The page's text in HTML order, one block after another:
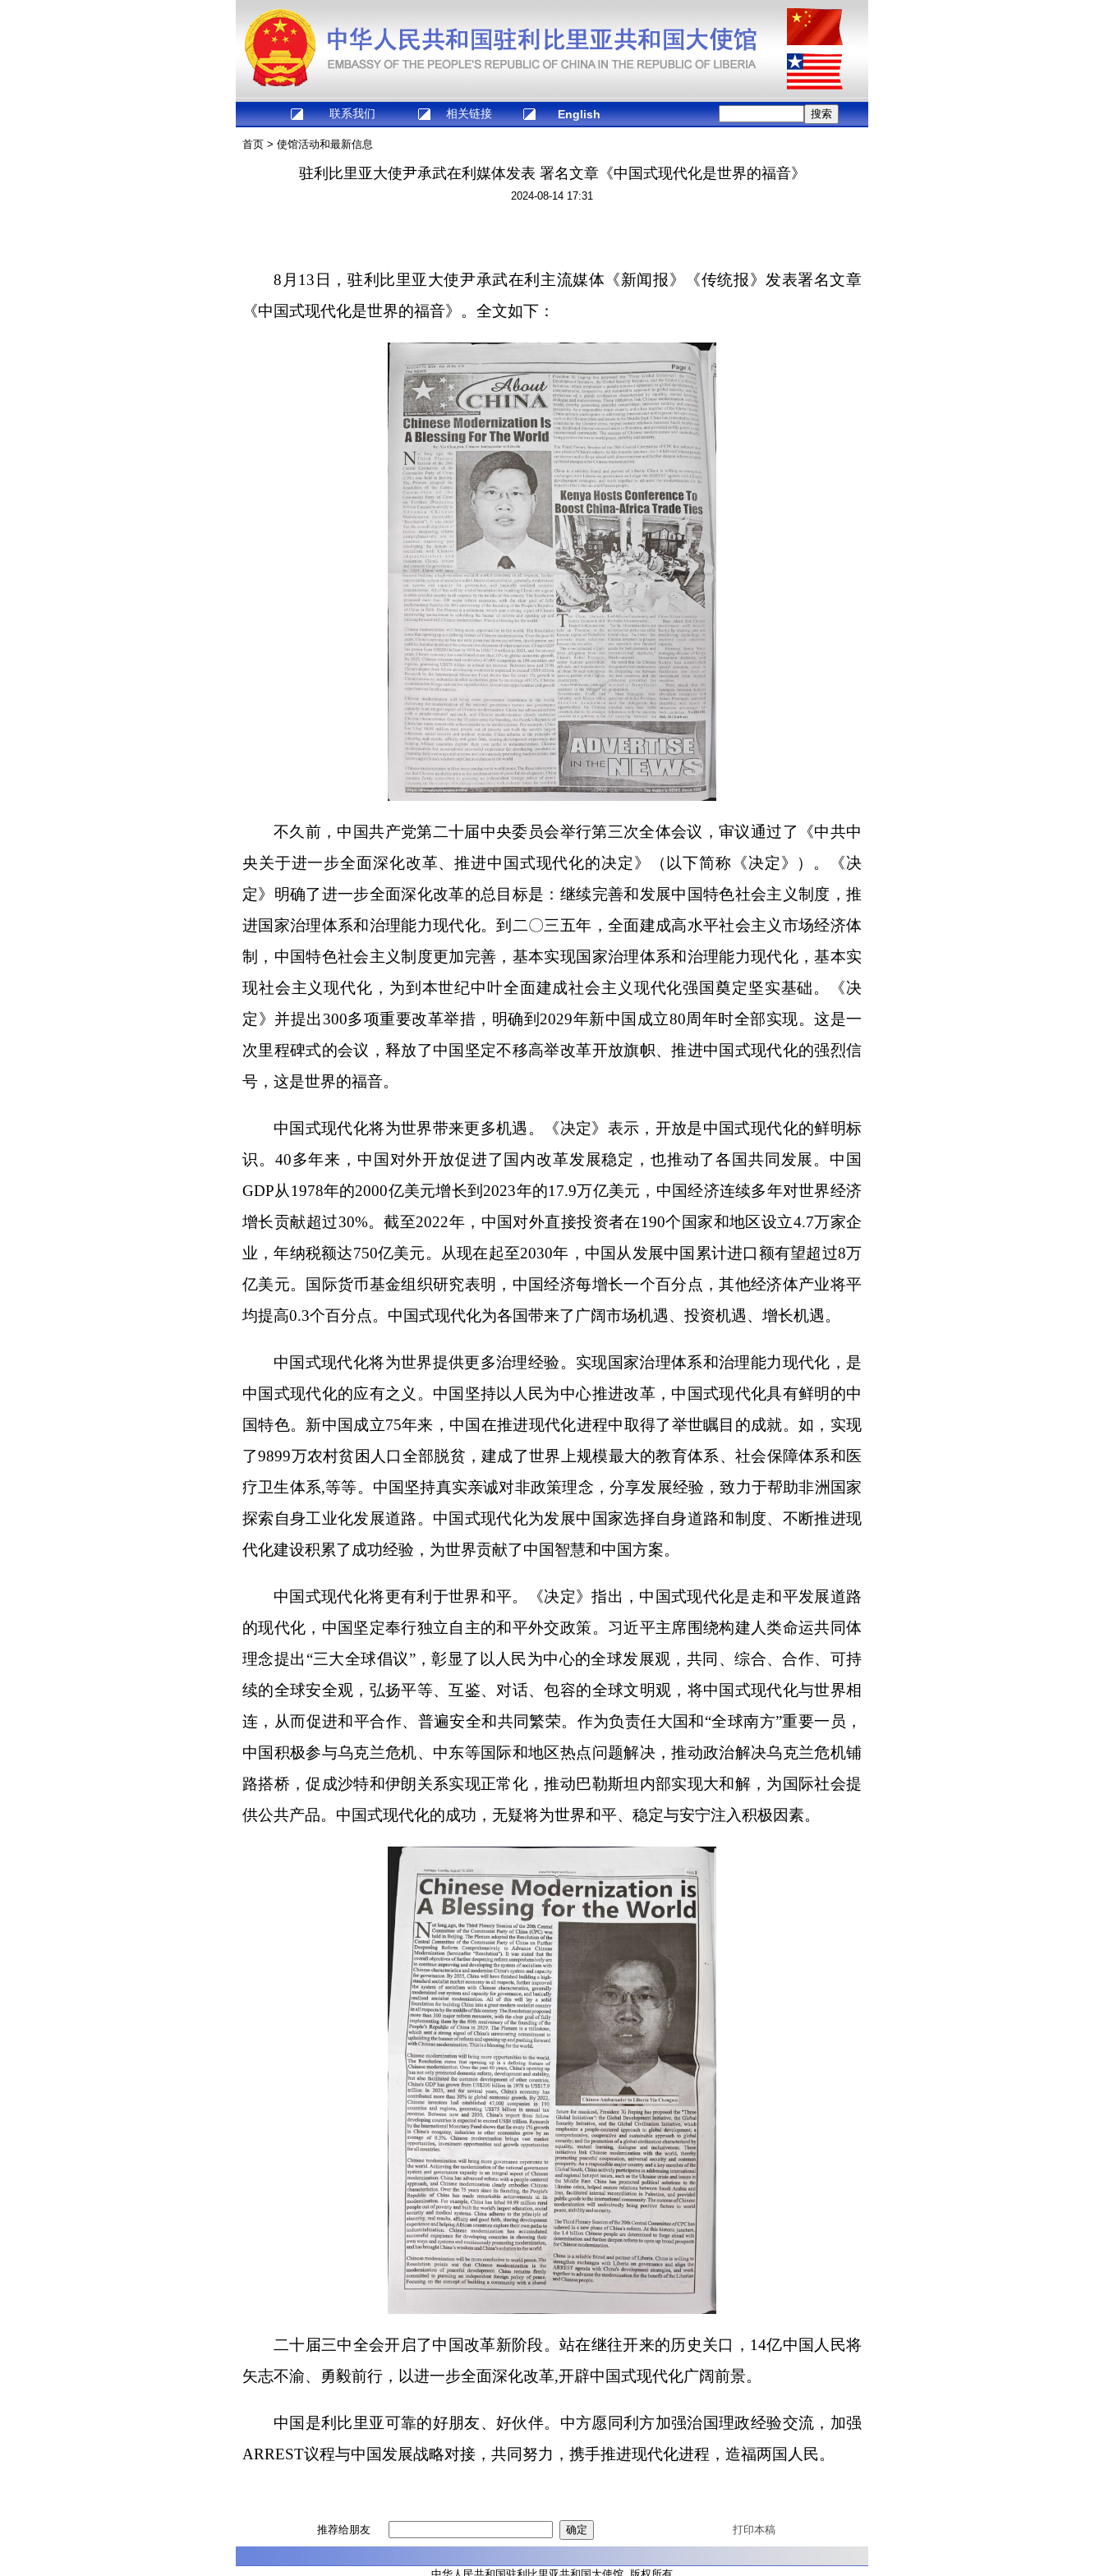
联系我们 相关链接 English
首页 > 使馆活动和最新信息
驻利比里亚大使尹承武在利媒体发表 署名文章《中国式现代化是世界的福音》
2024-08-14 17:31
8月13日，驻利比里亚大使尹承武在利主流媒体《新闻报》《传统报》发表署名文章
《中国式现代化是世界的福音》。全文如下：
不久前，中国共产党第二十届中央委员会举行第三次全体会议，审议通过了《中共中
央关于进一步全面深化改革、推进中国式现代化的决定》（以下简称《决定》）。《决
定》明确了进一步全面深化改革的总目标是：继续完善和发展中国特色社会主义制度，推
进国家治理体系和治理能力现代化。到二〇三五年，全面建成高水平社会主义市场经济体
制，中国特色社会主义制度更加完善，基本实现国家治理体系和治理能力现代化，基本实
现社会主义现代化，为到本世纪中叶全面建成社会主义现代化强国奠定坚实基础。《决
定》并提出300多项重要改革举措，明确到2029年新中国成立80周年时全部实现。这是一
次里程碑式的会议，释放了中国坚定不移高举改革开放旗帜、推进中国式现代化的强烈信
号，这是世界的福音。
中国式现代化将为世界带来更多机遇。《决定》表示，开放是中国式现代化的鲜明标
识。40多年来，中国对外开放促进了国内改革发展稳定，也推动了各国共同发展。中国
GDP从1978年的2000亿美元增长到2023年的17.9万亿美元，中国经济连续多年对世界经济
增长贡献超过30%。截至2022年，中国对外直接投资者在190个国家和地区设立4.7万家企
业，年纳税额达750亿美元。从现在起至2030年，中国从发展中国累计进口额有望超过8万
亿美元。国际货币基金组织研究表明，中国经济每增长一个百分点，其他经济体产业将平
均提高0.3个百分点。中国式现代化为各国带来了广阔市场机遇、投资机遇、增长机遇。
中国式现代化将为世界提供更多治理经验。实现国家治理体系和治理能力现代化，是
中国式现代化的应有之义。中国坚持以人民为中心推进改革，中国式现代化具有鲜明的中
国特色。新中国成立75年来，中国在推进现代化进程中取得了举世瞩目的成就。如，实现
了9899万农村贫困人口全部脱贫，建成了世界上规模最大的教育体系、社会保障体系和医
疗卫生体系,等等。中国坚持真实亲诚对非政策理念，分享发展经验，致力于帮助非洲国家
探索自身工业化发展道路。中国式现代化为发展中国家选择自身道路和制度、不断推进现
代化建设积累了成功经验，为世界贡献了中国智慧和中国方案。
中国式现代化将更有利于世界和平。《决定》指出，中国式现代化是走和平发展道路
的现代化，中国坚定奉行独立自主的和平外交政策。习近平主席围绕构建人类命运共同体
理念提出“三大全球倡议”，彰显了以人民为中心的全球发展观，共同、综合、合作、可持
续的全球安全观，弘扬平等、互鉴、对话、包容的全球文明观，将中国式现代化与世界相
连，从而促进和平合作、普遍安全和共同繁荣。作为负责任大国和“全球南方”重要一员，
中国积极参与乌克兰危机、中东等国际和地区热点问题解决，推动政治解决乌克兰危机铺
路搭桥，促成沙特和伊朗关系实现正常化，推动巴勒斯坦内部实现大和解，为国际社会提
供公共产品。中国式现代化的成功，无疑将为世界和平、稳定与安宁注入积极因素。
二十届三中全会开启了中国改革新阶段。站在继往开来的历史关口，14亿中国人民将
矢志不渝、勇毅前行，以进一步全面深化改革,开辟中国式现代化广阔前景。
中国是利比里亚可靠的好朋友、好伙伴。中方愿同利方加强治国理政经验交流，加强
ARREST议程与中国发展战略对接，共同努力，携手推进现代化进程，造福两国人民。
推荐给朋友 打印本稿